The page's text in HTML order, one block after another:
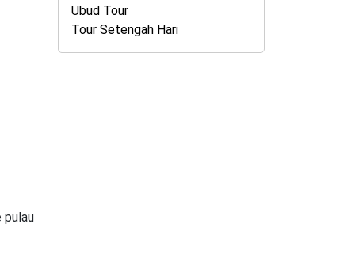
pulau
Ubud Tour
Tour Setengah Hari